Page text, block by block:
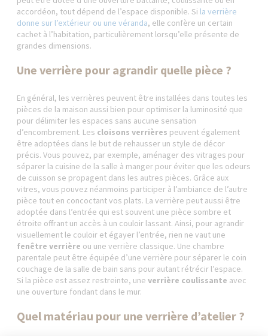
accordéon, tout dépend de l’espace disponible. Si la verrière
donne sur l’extérieur ou une véranda, elle confère un certain
cachet à l’habitation, particulièrement lorsqu’elle présente de
grandes dimensions.
Une verrière pour agrandir quelle pièce ?
En général, les verrières peuvent être installées dans toutes les
pièces de la maison aussi bien pour optimiser la luminosité que
pour délimiter les espaces sans aucune sensation
d’encombrement. Les cloisons verrières peuvent également
être adoptées dans le but de rehausser un style de décor
précis. Vous pouvez, par exemple, aménager des vitrages pour
séparer la cuisine de la salle à manger pour éviter que les odeurs
de cuisson se propagent dans les autres pièces. Grâce aux
vitres, vous pouvez néanmoins participer à l’ambiance de l’autre
pièce tout en concoctant vos plats. La verrière peut aussi être
adoptée dans l’entrée qui est souvent une pièce sombre et
étroite offrant un accès à un couloir lassant. Ainsi, pour agrandir
visuellement le couloir et égayer l’entrée, rien ne vaut une
fenêtre verrière ou une verrière classique. Une chambre
parentale peut être équipée d’une verrière pour séparer le coin
couchage de la salle de bain sans pour autant rétrécir l’espace.
Si la pièce est assez restreinte, uneverrière coulissante avec
une ouverture fondant dans le mur.
Quel matériau pour une verrière d’atelier ?